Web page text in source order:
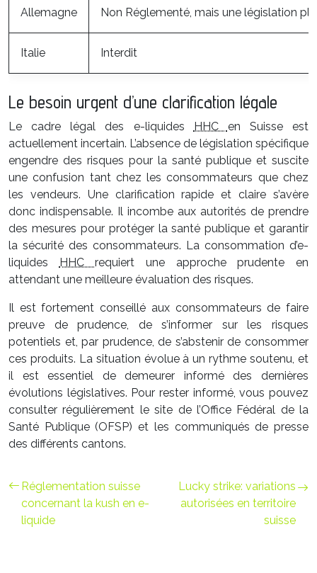
Allemagne Non Réglementé, mais une législation
Italie Interdit
Le besoin urgent d’une clarification légale
Le cadre légal des e-liquides HHC en Suisse est
actuellement incertain. L’absence de législation spécifique
engendre des risques pour la santé publique et suscite
une confusion tant chez les consommateurs que chez
les vendeurs. Une clarification rapide et claire s’avère
donc indispensable. Il incombe aux autorités de prendre
des mesures pour protéger la santé publique et garantir
la sécurité des consommateurs. La consommation d’e-
liquides HHCrequiert une approche prudente en
attendant une meilleure évaluation des risques.
Il est fortement conseillé aux consommateurs de faire
preuve de prudence, de s’informer sur les risques
potentiels et, par prudence, de s’abstenir de consommer
ces produits. La situation évolue à un rythme soutenu, et
il est essentiel de demeurer informé des dernières
évolutions législatives. Pour rester informé, vous pouvez
consulter régulièrement le site de l’Office Fédéral de la
Santé Publique (OFSP) et les communiqués de presse
des différents cantons.
Réglementation suisse
concernant la kush en e-
liquide
Lucky strike: variations
autorisées en territoire
suisse